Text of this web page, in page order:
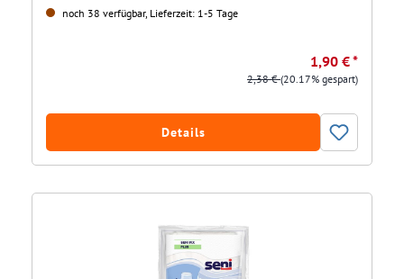
noch 38 verfügbar, Lieferzeit: 1-5 Tage
1,90 € *
2,38 €(20.17% gespart)
Details